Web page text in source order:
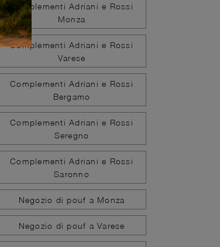
Complementi Adriani e Rossi
Monza
Complementi Adriani e Rossi
Varese
Complementi Adriani e Rossi
Bergamo
Complementi Adriani e Rossi
Seregno
Complementi Adriani e Rossi
Saronno
Negozio di pouf a Monza
Negozio di pouf a Varese